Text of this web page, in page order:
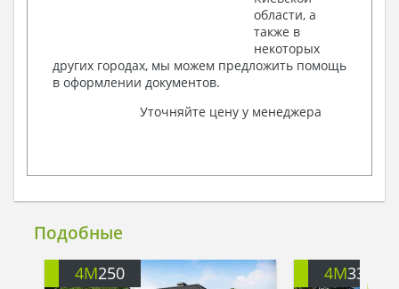
области, а
также в
некоторых
других городах, мы можем предложить помощь
в оформлении документов.
Уточняйте цену у менеджера
Подобные
4M250 4M3317